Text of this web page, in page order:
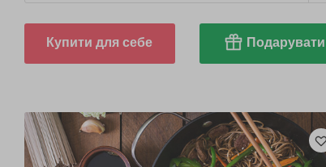
Купити для себе Подарувати